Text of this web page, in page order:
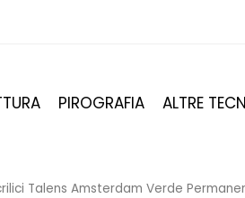
PIROGRAFIA ALTRE
Talens Amsterdam Verde